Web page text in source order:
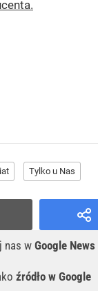
Tylko u Nas
nas w Google News
źródło w Google